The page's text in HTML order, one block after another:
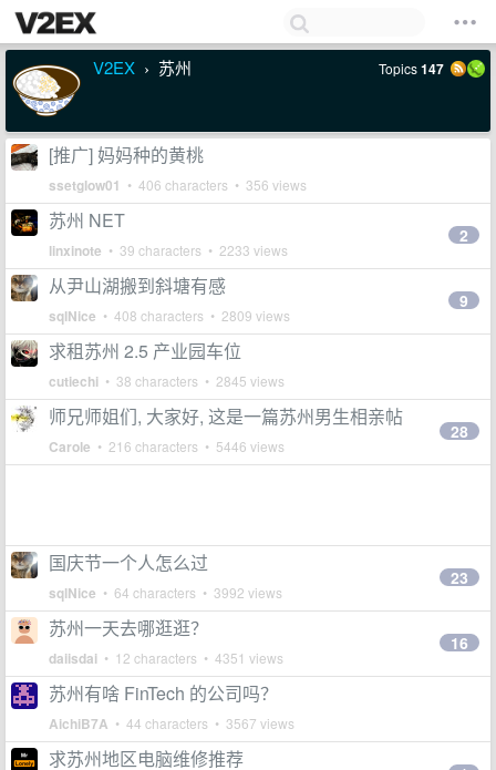
V2EX › 苏州 Topics147
[推广] 妈妈种的黄桃
ssetglow01 • 406 characters • 356 views
苏州 NET
linxinote • 39 characters • 2233 views
2
从尹山湖搬到斜塘有感
sqlNice • 408 characters • 2809 views
9
求租苏州 2.5 产业园车位
cutiechi • 38 characters • 2845 views
师兄师姐们, 大家好, 这是一篇苏州男生相亲帖
Carole • 216 characters • 5446 views
28
国庆节一个人怎么过
sqlNice • 64 characters • 3992 views
23
苏州一天去哪逛逛？
daiisdai • 12 characters • 4351 views
16
苏州有啥 FinTech 的公司吗？
AichiB7A • 44 characters • 3567 views
求苏州地区电脑维修推荐